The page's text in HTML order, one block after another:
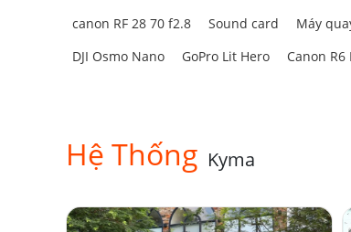
canon RF 28 70 f2.8
Sound card Máy
DJI Osmo Nano
GoPro Lit Hero Canon R6
Hệ Thống Kyma